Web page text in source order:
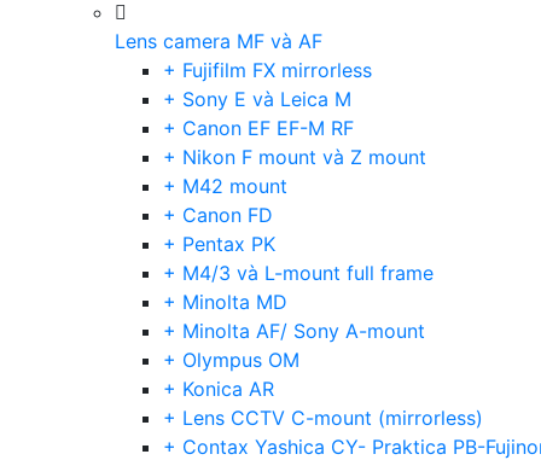
Lens camera MF và AF
+ Fujifilm FX mirrorless
+ Sony E và Leica M
+ Canon EF EF-M RF
+ Nikon F mount và Z mount
+ M42 mount
+ Canon FD
+ Pentax PK
+ M4/3 và L-mount full frame
+ Minolta MD
+ Minolta AF/ Sony A-mount
+ Olympus OM
+ Konica AR
+ Lens CCTV C-mount (mirrorless)
+ Contax Yashica CY- Praktica PB-